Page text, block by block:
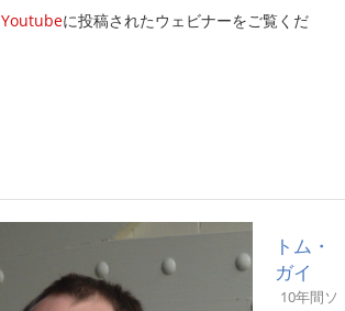
Youtubeに投稿されたウェビナーをご覧くだ
トム・
ガイ
10年間ソ